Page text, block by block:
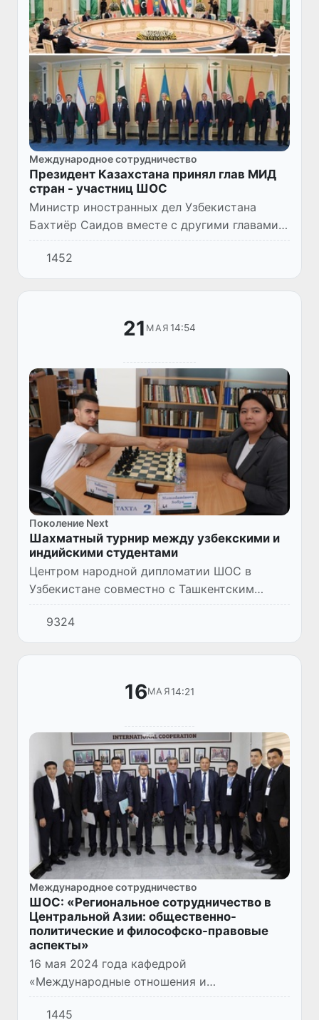
Международное сотрудничество
Президент Казахстана принял глав МИД
стран - участниц ШОС
Министр иностранных дел Узбекистана
Бахтиёр Саидов вместе с другими главами
делегаций на очередном заседании Совета
министров иностранных дел государств -
участников Шанхайской орг...
1452
21 МАЯ 14:54
Поколение Next
Шахматный турнир между узбекскими и
индийскими студентами
Центром народной дипломатии ШОС в
Узбекистане совместно с Ташкентским
филиалом Московского государственного
института международных отношений
(МГИМО) организован шахматный турнир с...
9324
16МАЯ14:21
Международное сотрудничество
ШОС: «Региональное сотрудничество в
Центральной Азии: общественно-
политические и философско-правовые
аспекты»
16 мая 2024 года кафедрой
«Международные отношения и
общественные науки» Международной
исламской академии Узбекистана совместно
1445